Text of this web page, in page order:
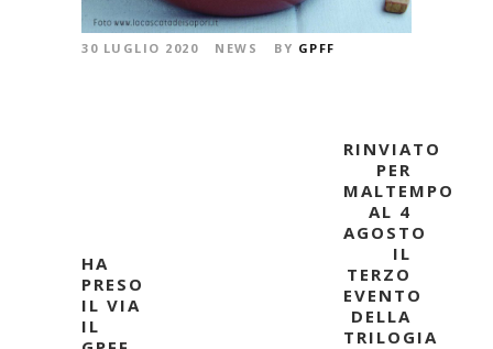
30 LUGLIO 2020 NEWS BY GPFF
HA
PRESO
IL VIA
IL
RINVIATO
PER
MALTEMPO
AL 4
AGOSTO
IL
TERZO
EVENTO
DELLA
TRILOGIA